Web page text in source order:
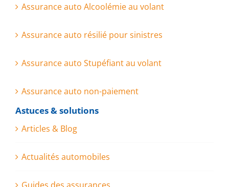
Assurance auto Alcoolémie au volant
Assurance auto résilié pour sinistres
Assurance auto Stupéfiant au volant
Assurance auto non-paiement
Astuces & solutions
Articles & Blog
Actualités automobiles